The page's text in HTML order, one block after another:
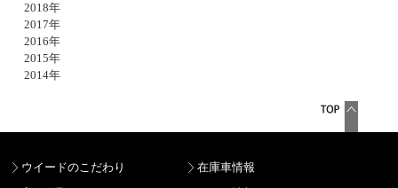
2018年
2017年
2016年
2015年
2014年
ウイードのこだわり
在庫車情報